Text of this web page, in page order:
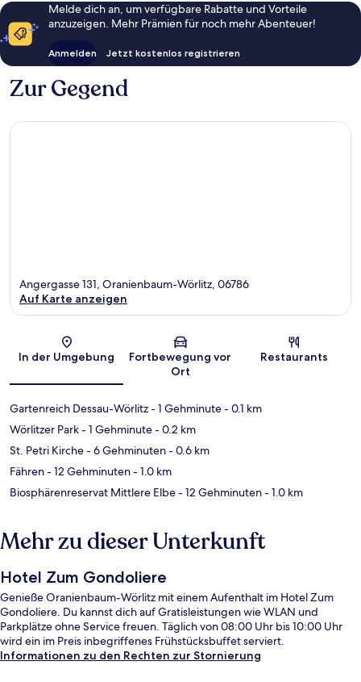
Melde dich an, um verfügbare Rabatte und Vorteile
anzuzeigen. Mehr Prämien für noch mehr Abenteuer!
Anmelden Jetzt kostenlos registrieren
Zur Gegend
Karte
Angergasse 131, Oranienbaum-Wörlitz, 06786
Auf Karte anzeigen
In der Umgebung
Fortbewegung vor
Ort
Restaurants
Gartenreich Dessau-Wörlitz- 1 Gehminute- 0.1 km
Wörlitzer Park- 1 Gehminute- 0.2 km
St. Petri Kirche- 6 Gehminuten- 0.6 km
Fähren- 12 Gehminuten- 1.0 km
Biosphärenreservat Mittlere Elbe- 12 Gehminuten- 1.0 km
Mehr zu dieser Unterkunft
Hotel Zum Gondoliere
Genieße Oranienbaum-Wörlitz mit einem Aufenthalt im Hotel Zum
Gondoliere. Du kannst dich auf Gratisleistungen wie WLAN und
Parkplätze ohne Service freuen. Täglich von 08:00 Uhr bis 10:00 Uhr
wird ein im Preis inbegriffenes Frühstücksbuffet serviert.
Informationen zu den Rechten zur Stornierung